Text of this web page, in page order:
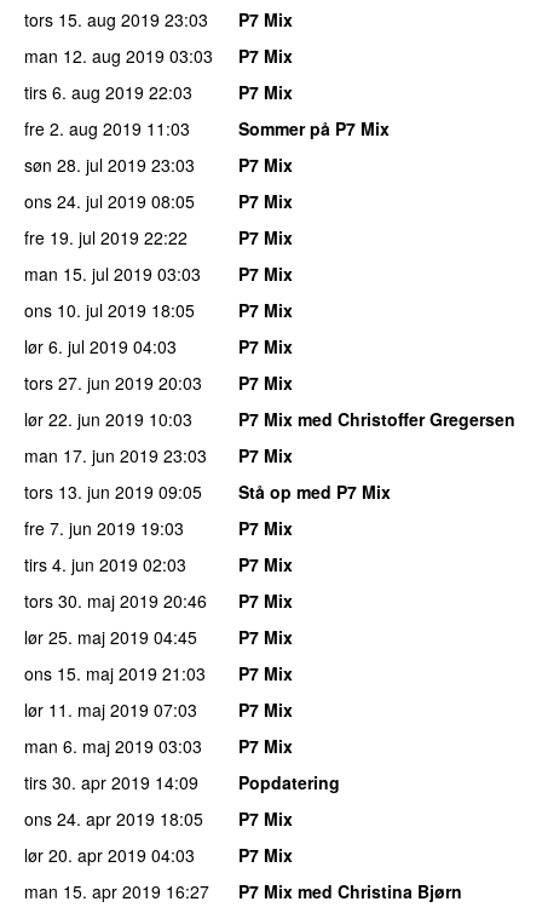
tors 15. aug 2019 23:03
P7 Mix
man 12. aug 2019 03:03
P7 Mix
tirs 6. aug 2019 22:03
P7 Mix
fre 2. aug 2019 11:03
Sommer på P7 Mix
søn 28. jul 2019 23:03
P7 Mix
ons 24. jul 2019 08:05
P7 Mix
fre 19. jul 2019 22:22
P7 Mix
man 15. jul 2019 03:03
P7 Mix
ons 10. jul 2019 18:05
P7 Mix
lør 6. jul 2019 04:03
P7 Mix
tors 27. jun 2019 20:03
P7 Mix
lør 22. jun 2019 10:03
P7 Mix med Christoffer Gregersen
man 17. jun 2019 23:03
P7 Mix
tors 13. jun 2019 09:05
Stå op med P7 Mix
fre 7. jun 2019 19:03
P7 Mix
tirs 4. jun 2019 02:03
P7 Mix
tors 30. maj 2019 20:46
P7 Mix
lør 25. maj 2019 04:45
P7 Mix
ons 15. maj 2019 21:03
P7 Mix
lør 11. maj 2019 07:03
P7 Mix
man 6. maj 2019 03:03
P7 Mix
tirs 30. apr 2019 14:09
Popdatering
ons 24. apr 2019 18:05
P7 Mix
lør 20. apr 2019 04:03
P7 Mix
man 15. apr 2019 16:27
P7 Mix med Christina Bjørn